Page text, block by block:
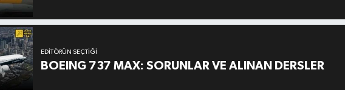
EDITÖRÜN SEÇTIĞI
BOEING 737 MAX: SORUNLAR VE ALINAN DERSLER